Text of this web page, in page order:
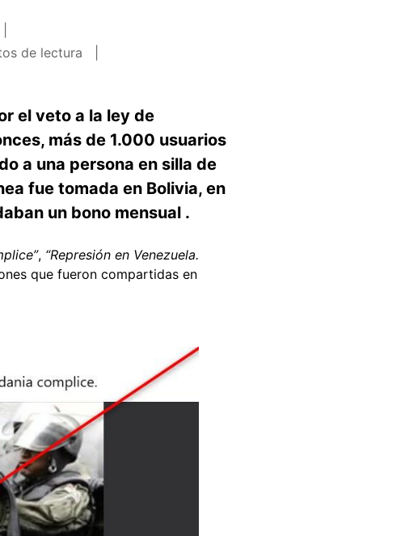
de lectura
el veto a la ley de
más de 1.000 usuarios
a una persona en silla de
fue tomada en Bolivia, en
un bono mensual .
, “Represión en Venezuela.
que fueron compartidas en